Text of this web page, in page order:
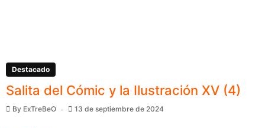
Destacado
Salita del Cómic y la Ilustración XV (4)
By ExTreBeO 13 de septiembre de 2024